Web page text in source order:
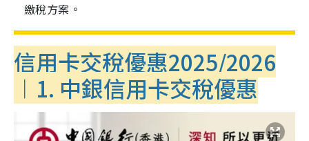
繳稅方案。
信用卡交稅優惠2025/2026
︱1. 中銀信用卡交稅優惠